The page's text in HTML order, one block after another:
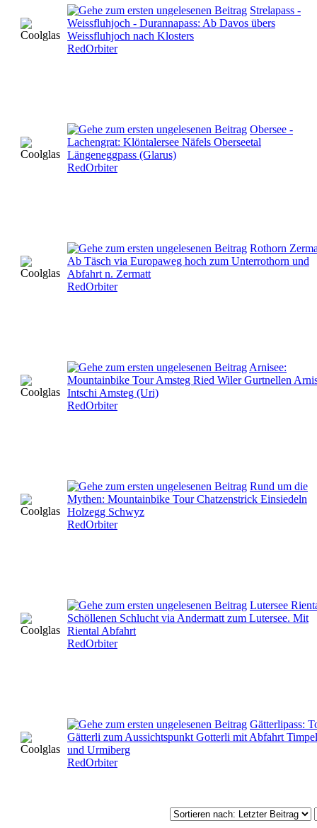
Strelapass -
Weissfluhjoch - Durannapass: Ab Davos übers
Weissfluhjoch nach Klosters
RedOrbiter
Obersee -
Lachengrat: Klöntalersee Näfels Oberseetal
Längeneggpass (Glarus)
RedOrbiter
Rothorn
Ab Täsch via Europaweg hoch zum Unterrothorn und
Abfahrt n. Zermatt
RedOrbiter
Arnisee:
Mountainbike Tour Amsteg Ried Wiler Gurtnellen
Intschi Amsteg (Uri)
RedOrbiter
Rund um die
Mythen: Mountainbike Tour Chatzenstrick Einsiedeln
Holzegg Schwyz
RedOrbiter
Lutersee
Schöllenen Schlucht via Andermatt zum Lutersee. Mit
Riental Abfahrt
RedOrbiter
Gätterlipass:
Gätterli zum Aussichtspunkt Gotterli mit Abfahrt Timpel
und Urmiberg
RedOrbiter